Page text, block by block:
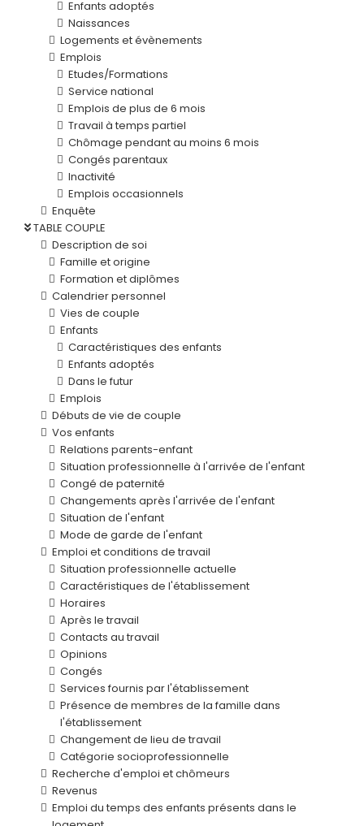
Enfants adoptés
Naissances
Logements et évènements
Emplois
Etudes/Formations
Service national
Emplois de plus de 6 mois
Travail à temps partiel
Chômage pendant au moins 6 mois
Congés parentaux
Inactivité
Emplois occasionnels
Enquête
TABLE COUPLE
Description de soi
Famille et origine
Formation et diplômes
Calendrier personnel
Vies de couple
Enfants
Caractéristiques des enfants
Enfants adoptés
Dans le futur
Emplois
Débuts de vie de couple
Vos enfants
Relations parents-enfant
Situation professionnelle à l'arrivée de l'enfant
Congé de paternité
Changements après l'arrivée de l'enfant
Situation de l'enfant
Mode de garde de l'enfant
Emploi et conditions de travail
Situation professionnelle actuelle
Caractéristiques de l'établissement
Horaires
Après le travail
Contacts au travail
Opinions
Congés
Services fournis par l'établissement
Présence de membres de la famille dans
l'établissement
Changement de lieu de travail
Catégorie socioprofessionnelle
Recherche d'emploi et chômeurs
Revenus
Emploi du temps des enfants présents dans le